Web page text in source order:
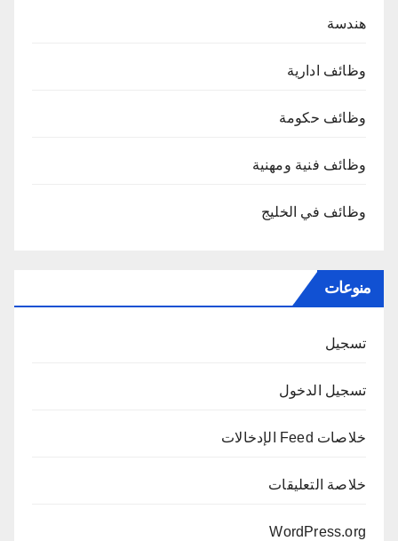
هندسة
وظائف ادارية
وظائف حكومة
وظائف فنية ومهنية
وظائف في الخليج
منوعات
تسجيل
تسجيل الدخول
خلاصات Feed الإدخالات
خلاصة التعليقات
WordPress.org